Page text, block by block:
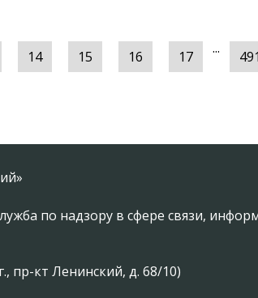
14 15 16 17 ... 491
по надзору в сфере связи,
пр-кт Ленинский, д. 68/10)